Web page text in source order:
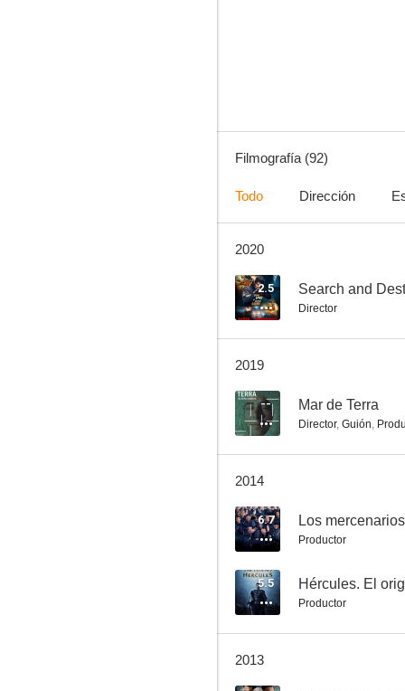
Filmografía (92)
Todo Dirección
2020
2.5 Search and
Director
2019
-- Mar de Terra
Director, Guión,
2014
6.7 Los
Productor
5.5 Hércules. El
Productor
2013